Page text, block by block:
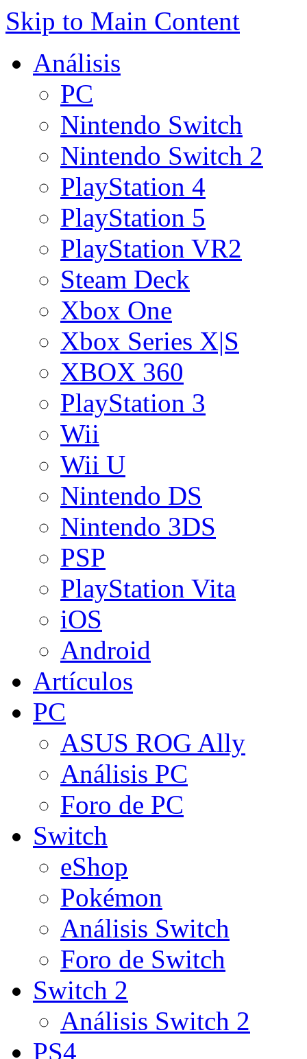
Skip to Main Content
Análisis
PC
Nintendo Switch
Nintendo Switch 2
PlayStation 4
PlayStation 5
PlayStation VR2
Steam Deck
Xbox One
Xbox Series X|S
XBOX 360
PlayStation 3
Wii
Wii U
Nintendo DS
Nintendo 3DS
PSP
PlayStation Vita
iOS
Android
Artículos
PC
ASUS ROG Ally
Análisis PC
Foro de PC
Switch
eShop
Pokémon
Análisis Switch
Foro de Switch
Switch 2
Análisis Switch 2
PS4